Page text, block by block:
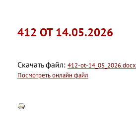
412 ОТ 14.05.2026
Скачать файл: 412-ot-14_05_2026.docx
Посмотреть онлайн файл